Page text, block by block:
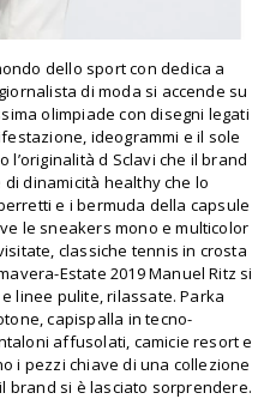
dello sport con dedica a
di moda si accende su
olimpiade con disegni legati
ideogrammi e il sole
l’originalità d Sclavi che il brand
dinamicità healthy che lo
e i bermuda della capsule
le sneakers mono e multicolor
classiche tennis in crosta
Estate 2019 Manuel Ritz si
linee pulite, rilassate. Parka
capispalla in tecno-
affusolati, camicie resort e
i pezzi chiave di una collezione
brand si è lasciato sorprendere.